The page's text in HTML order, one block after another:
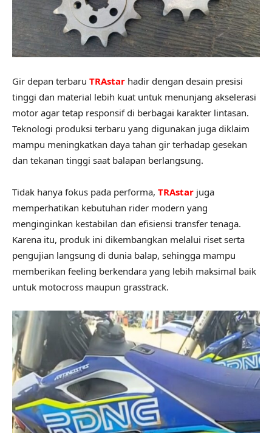
Gir depan terbaru TRAstar hadir dengan desain presisi
tinggi dan material lebih kuat untuk menunjang akselerasi
motor agar tetap responsif di berbagai karakter lintasan.
Teknologi produksi terbaru yang digunakan juga diklaim
mampu meningkatkan daya tahan gir terhadap gesekan
dan tekanan tinggi saat balapan berlangsung.
Tidak hanya fokus pada performa, TRAstar juga
memperhatikan kebutuhan rider modern yang
menginginkan kestabilan dan efisiensi transfer tenaga.
Karena itu, produk ini dikembangkan melalui riset serta
pengujian langsung di dunia balap, sehingga mampu
memberikan feeling berkendara yang lebih maksimal baik
untuk motocross maupun grasstrack.